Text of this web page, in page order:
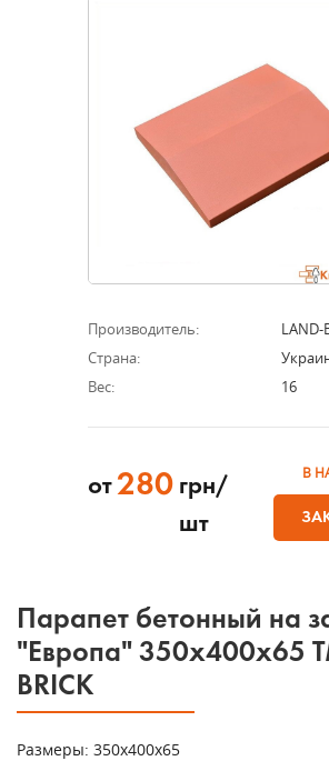
Производитель:
LAND-
Страна:
Вес:
16
от280 грн/
шт
В
Парапет бетонный на
"Европа" 350х400х65
BRICK
Размеры: 350х400х65